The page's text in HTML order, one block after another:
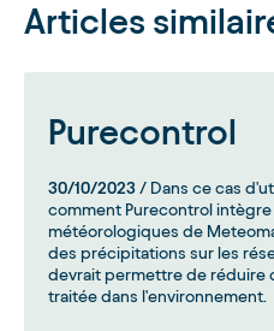
Articles
Purecontrol
30/10/2023 / Dans ce cas
comment Purecontrol intègre
météorologiques de
des précipitations sur les
devrait permettre de réduire
traitée dans l'environnement.